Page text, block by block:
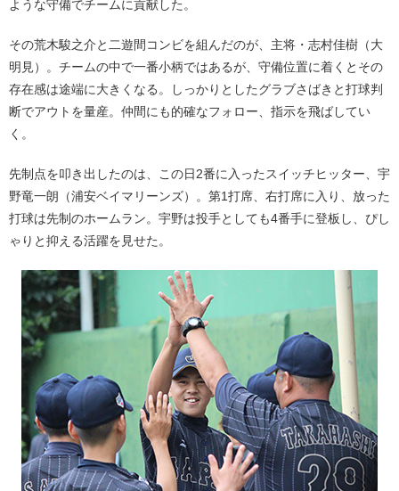
ような守備でチームに貢献した。
その荒木駿之介と二遊間コンビを組んだのが、主将・志村佳樹（大
明見）。チームの中で一番小柄ではあるが、守備位置に着くとその
存在感は途端に大きくなる。しっかりとしたグラブさばきと打球判
断でアウトを量産。仲間にも的確なフォロー、指示を飛ばしてい
く。
先制点を叩き出したのは、この日2番に入ったスイッチヒッター、宇
野竜一朗（浦安ベイマリーンズ）。第1打席、右打席に入り、放った
打球は先制のホームラン。宇野は投手としても4番手に登板し、ぴし
ゃりと抑える活躍を見せた。